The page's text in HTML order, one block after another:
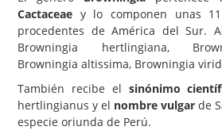
Animales
Hongos
Carencias
Fotos
Flores y Plantas
Cactaceae y lo componen unas
procedentes de América del Sur.
Browningia hertlingiana,
Browningia altissima, Browningia
También recibe el sinónimo
hertlingianus y el nombre vulgar de
especie oriunda de Perú.